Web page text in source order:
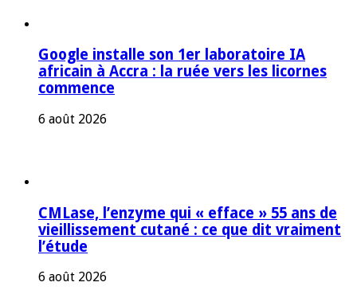
Google installe son 1er laboratoire IA
africain à Accra : la ruée vers les licornes
commence
6 août 2026
CMLase, l’enzyme qui « efface » 55 ans de
vieillissement cutané : ce que dit vraiment
l’étude
6 août 2026